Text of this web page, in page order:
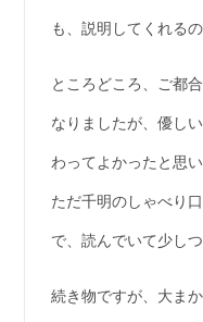
も、説明してくれる
ところどころ、ご都
なりましたが、優し
わってよかったと思い
ただ千明のしゃべり
で、読んでいて少し
続き物ですが、大ま